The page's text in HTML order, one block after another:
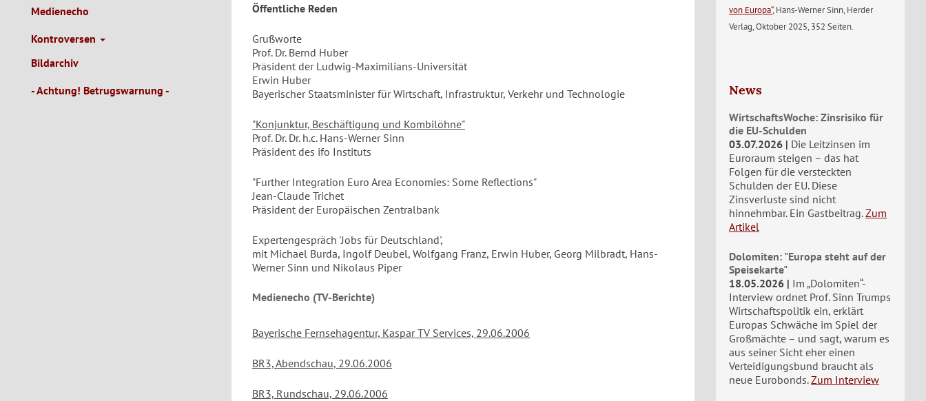
Medienecho
Kontroversen
Bildarchiv
- Achtung! Betrugswarnung -
Öffentliche Reden
Grußworte
Prof. Dr. Bernd Huber
Präsident der Ludwig-Maximilians-Universität
Erwin Huber
Bayerischer Staatsminister für Wirtschaft, Infrastruktur, Verkehr und Technologie
"Konjunktur, Beschäftigung und Kombilöhne"
Prof. Dr. Dr. h.c. Hans-Werner Sinn
Präsident des ifo Instituts
"Further Integration Euro Area Economies: Some Reflections"
Jean-Claude Trichet
Präsident der Europäischen Zentralbank
Expertengespräch 'Jobs für Deutschland',
mit Michael Burda, Ingolf Deubel, Wolfgang Franz, Erwin Huber, Georg Milbradt, Hans-
Werner Sinn und Nikolaus Piper
Medienecho (TV-Berichte)
Bayerische Fernsehagentur, Kaspar TV Services, 29.06.2006
BR3, Abendschau, 29.06.2006
BR3, Rundschau, 29.06.2006
von Europa“, Hans-Werner Sinn, Herder
Verlag, Oktober 2025, 352 Seiten.
News
WirtschaftsWoche: Zinsrisiko für
die EU-Schulden
03.07.2026
Die Leitzinsen im
Euroraum steigen – das hat
Folgen für die versteckten
Schulden der EU. Diese
Zinsverluste sind nicht
hinnehmbar. Ein Gastbeitrag. Zum
Artikel
Dolomiten: "Europa steht auf der
Speisekarte"
18.05.2026
Im „Dolomiten“-
Interview ordnet Prof. Sinn Trumps
Wirtschaftspolitik ein, erklärt
Europas Schwäche im Spiel der
Großmächte – und sagt, warum es
aus seiner Sicht eher einen
Verteidigungsbund braucht als
neue Eurobonds. Zum Interview